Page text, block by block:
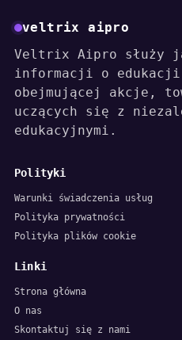
veltrix aipro
Veltrix Aipro służy
informacji o edukacji
obejmującej akcje,
uczących się z
edukacyjnymi.
Polityki
Warunki świadczenia usług
Polityka prywatności
Polityka plików cookie
Linki
Strona główna
O nas
Skontaktuj się z nami